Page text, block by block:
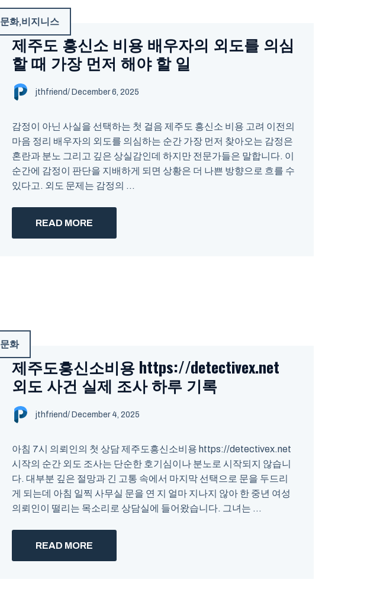
문화,비지니스
제주도 흥신소 비용 배우자의 외도를 의심
할 때 가장 먼저 해야 할 일
jthfriend/ December 6, 2025
감정이 아닌 사실을 선택하는 첫 걸음 제주도 흥신소 비용 고려 이전의
마음 정리 배우자의 외도를 의심하는 순간 가장 먼저 찾아오는 감정은
혼란과 분노 그리고 깊은 상실감인데 하지만 전문가들은 말합니다. 이
순간에 감정이 판단을 지배하게 되면 상황은 더 나쁜 방향으로 흐를 수
있다고. 외도 문제는 감정의 ...
READ MORE
문화
제주도흥신소비용 https://detectivex.net
외도 사건 실제 조사 하루 기록
jthfriend/ December 4, 2025
아침 7시 의뢰인의 첫 상담 제주도흥신소비용 https://detectivex.net
시작의 순간 외도 조사는 단순한 호기심이나 분노로 시작되지 않습니
다. 대부분 깊은 절망과 긴 고통 속에서 마지막 선택으로 문을 두드리
게 되는데 아침 일찍 사무실 문을 연 지 얼마 지나지 않아 한 중년 여성
의뢰인이 떨리는 목소리로 상담실에 들어왔습니다. 그녀는 ...
READ MORE